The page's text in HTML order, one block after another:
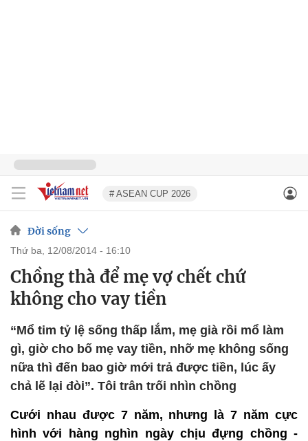
# ASEAN CUP 2026
Đời sống
thứ ba, 12/08/2014 - 16:10
Chồng thà để mẹ vợ chết chứ
không cho vay tiền
“Mổ tim tỷ lệ sống thấp lắm, mẹ già rồi mổ làm
gì, giờ cho bố mẹ vay tiền, nhỡ mẹ không sống
nữa thì đến bao giờ mới trả được tiền, lúc ấy
chả lẽ lại đòi”. Tôi trân trối nhìn chồng
Cưới nhau được 7 năm, nhưng là 7 năm cực
hình với hàng nghìn ngày chịu đựng chồng -